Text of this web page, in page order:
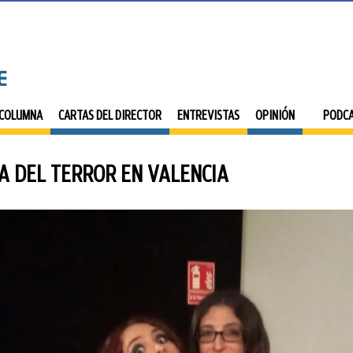
CARTAS DEL DIRECTOR ENTREVISTAS OPINIÓN
DEL TERROR EN VALENCIA